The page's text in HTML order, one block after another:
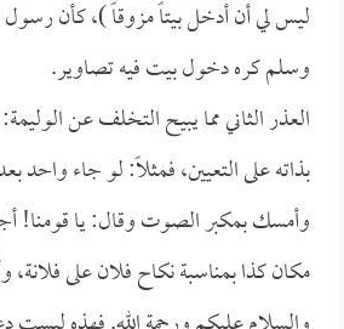
ليس لي أن أدخل بيتاً مزوقاً )، كأن رسول
وسلم كره دخول بيت فيه تصاوير.
العذر الثاني مما يبيح التخلف عن
بذاته على التعيين، فمثلاً: لو جاء واحد
وأمسك بمكبر الصوت وقال: يا قومنا!
مكان كذا بمناسبة نكاح فلان على فلانة،